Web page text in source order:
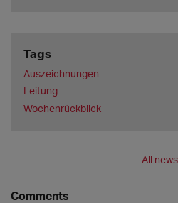
Tags
Auszeichnungen
Leitung
Wochenrückblick
All news
Comments